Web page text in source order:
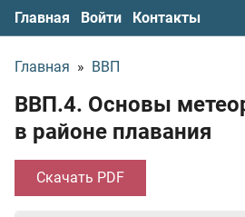
Главная Войти Контакты
Главная » ВВП
ВВП.4. Основы
в районе плавания
Скачать PDF